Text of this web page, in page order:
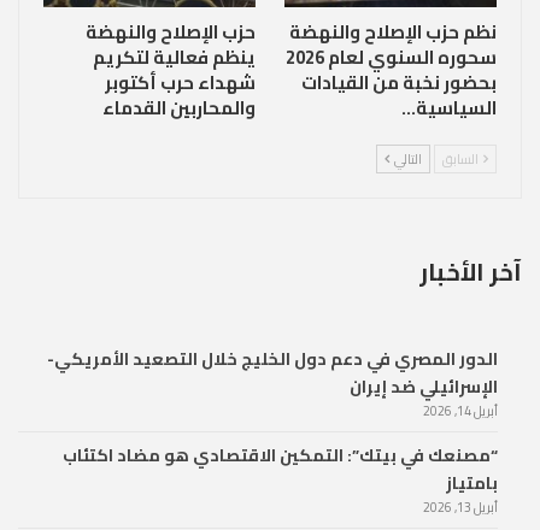
نظم حزب الإصلاح والنهضة
سحوره السنوي لعام 2026
بحضور نخبة من القيادات
السياسية…
حزب الإصلاح والنهضة
ينظم فعالية لتكريم
شهداء حرب أكتوبر
والمحاربين القدماء
السابق التالي
آخر الأخبار
الدور المصري في دعم دول الخليج خلال التصعيد الأمريكي-
الإسرائيلي ضد إيران
أبريل 14, 2026
“مصنعك في بيتك”: التمكين الاقتصادي هو مضاد اكتئاب
بامتياز
أبريل 13, 2026